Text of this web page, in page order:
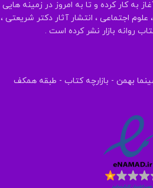
چاپخش از سال ۱۳۳۶ آغاز به کار کرده و تا به امروز در زمینه هایی
اجتماعی ، انتشار آثار دکتر شریعتی ،
بهمن - بازارچه کتاب - طبقه همکف